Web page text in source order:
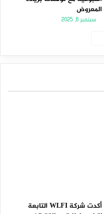
المعروض
سبتمبر 6, 2025
أكدت شركة WLFI التابعة